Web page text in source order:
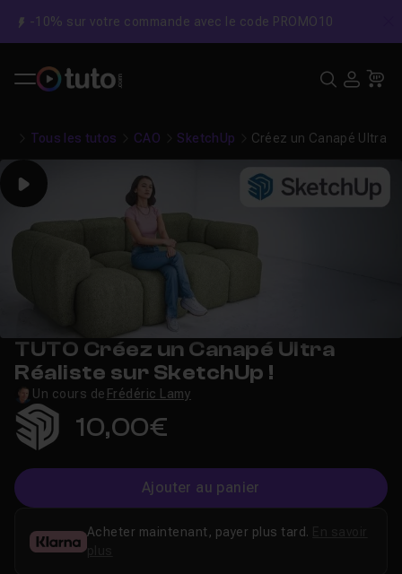
-10% sur votre commande avec le code PROMO10
Tous les tutos CAO SketchUp Créez un Canapé Ultra
Play
TUTO Créez un Canapé Ultra
Réaliste sur SketchUp !
Un cours de Frédéric Lamy
10,00€
Ajouter au panier
Acheter maintenant, payer plus tard.
plus